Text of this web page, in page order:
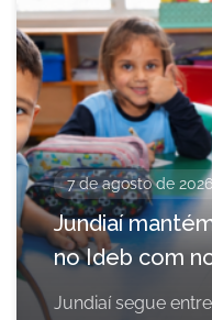
7 de agosto de 2026
Jundiaí
no Ideb com
Jundiaí segue